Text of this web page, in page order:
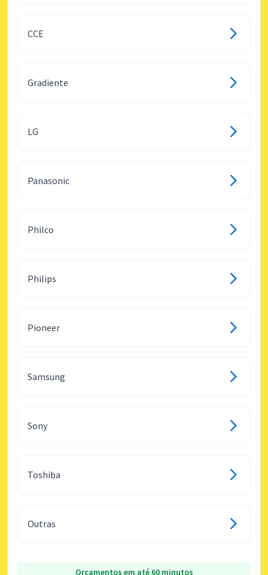
CCE
Gradiente
LG
Panasonic
Philco
Philips
Pioneer
Samsung
Sony
Toshiba
Outras
Orçamentos em até 60 minutos